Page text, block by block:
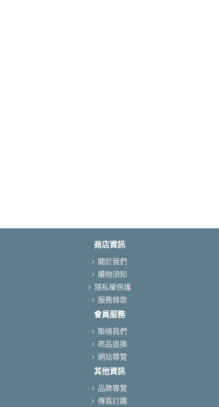
商店資訊
關於我們
購物須知
隱私權保護
服務條款
會員服務
聯絡我們
商品退換
網站導覽
其他資訊
品牌導覽
傳真訂購